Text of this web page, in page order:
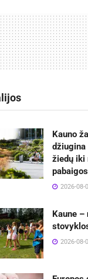
Kauno
džiugina
žiedų iki
pabaigos
2026-08-
Kaune –
2026-08-